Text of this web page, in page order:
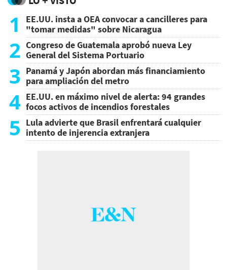
1
EE.UU. insta a OEA convocar a cancilleres para
"tomar medidas" sobre Nicaragua
2 Congreso de Guatemala aprobó nueva Ley
General del Sistema Portuario
3 Panamá y Japón abordan más financiamiento
para ampliación del metro
4 EE.UU. en máximo nivel de alerta: 94 grandes
focos activos de incendios forestales
5 Lula advierte que Brasil enfrentará cualquier
intento de injerencia extranjera